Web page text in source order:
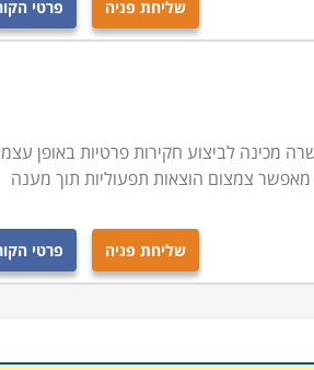
מקדימים לכל מקצוע. כך למשל,
ברמת רובאי 03 ומעלה. מאבטח אישים צריך לסיים שירות קרבי בצה"ל,
מתבצעת על פי קריטריונים אלה כפי
אחרת מאשר הרמה שנקבעה לו, יוכל
שליחת פניה פרטי
מכינה לביצוע חקירות פרטיות באופן
מאפשר צמצום הוצאות תפעוליות תוך מענה
שליחת פניה פרטי